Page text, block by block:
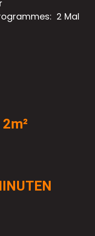
2 Mal